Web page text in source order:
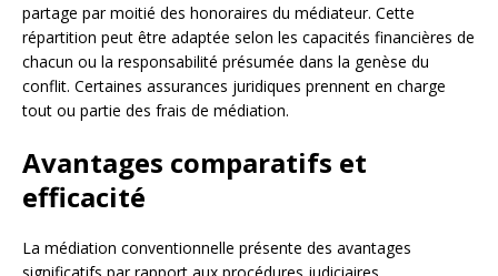
partage par moitié des honoraires du médiateur. Cette
répartition peut être adaptée selon les capacités financières de
chacun ou la responsabilité présumée dans la genèse du
conflit. Certaines assurances juridiques prennent en charge
tout ou partie des frais de médiation.
Avantages comparatifs et
efficacité
La médiation conventionnelle présente des avantages
significatifs par rapport aux procédures judiciaires